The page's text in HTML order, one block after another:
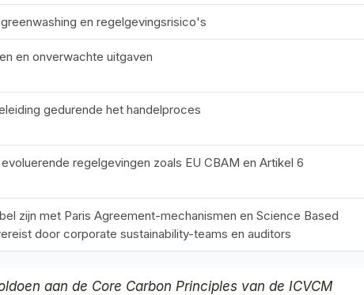
en regelgevingsrisico's
en onverwachte uitgaven
gedurende het handelproces
regelgevingen zoals EU CBAM en Artikel 6
zijn met Paris Agreement-mechanismen en Science Based
door corporate sustainability-teams en auditors
aan de Core Carbon Principles van de ICVCM